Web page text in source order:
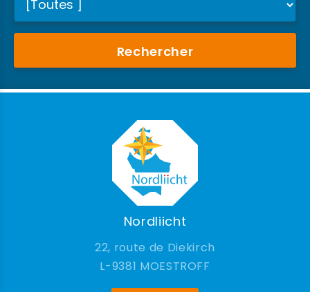
Rechercher
Nordliicht
22, route de Diekirch
9381 MOESTROFF